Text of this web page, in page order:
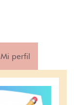
Mi perfil